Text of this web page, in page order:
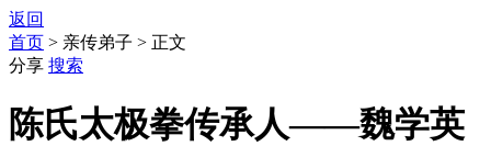
返回
首页 > 亲传弟子 > 正文
分享 搜索
陈氏太极拳传承人——魏学英